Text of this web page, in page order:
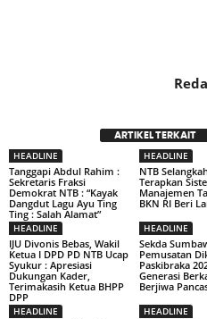
ARTIKEL TERKAIT
HEADLINE
Tanggapi Abdul Rahim :
Sekretaris Fraksi
Demokrat NTB : “Kayak
Dangdut Lagu Ayu Ting
Ting : Salah Alamat”
HEADLINE
NTB
Terapkan
Manajemen
BKN RI Beri
HEADLINE
IJU Divonis Bebas, Wakil
Ketua I DPD PD NTB Ucap
Syukur : Apresiasi
Dukungan Kader,
Terimakasih Ketua BHPP
DPP
HEADLINE
Sekda
Pemusatan
Paskibraka
Generasi
Berjiwa
HEADLINE HEADLINE